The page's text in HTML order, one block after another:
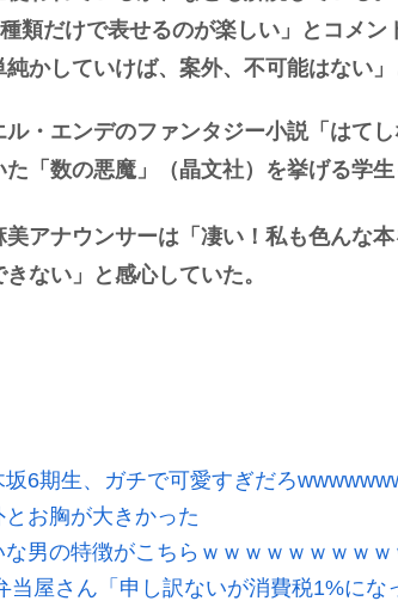
類だけで表せるのが楽しい」とコメ
かしていけば、案外、不可能はない」
・エンデのファンタジー小説「はて
「数の悪魔」（晶文社）を挙げる学生
アナウンサーは「凄い！私も色んな
ない」と感心していた。
坂6期生、ガチで可愛すぎだろ
お胸が大きかった
な男の特徴がこちらｗｗｗｗｗｗｗｗｗ
当屋さん「申し訳ないが消費税1%に